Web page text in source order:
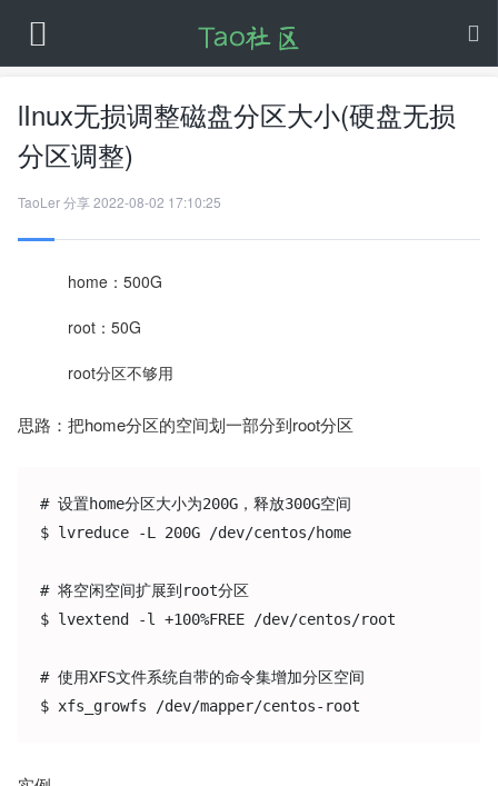
lInux无损调整磁盘分区大小(硬盘无损
分区调整)
TaoLer分享2022-08-02 17:10:25
home：500G
root：50G
root分区不够用
思路：把home分区的空间划一部分到root分区
# 设置home分区大小为200G，释放300G空间
$ lvreduce -L 200G /dev/centos/home
# 将空闲空间扩展到root分区
$ lvextend -l +100%FREE /dev/centos/root
# 使用XFS文件系统自带的命令集增加分区空间